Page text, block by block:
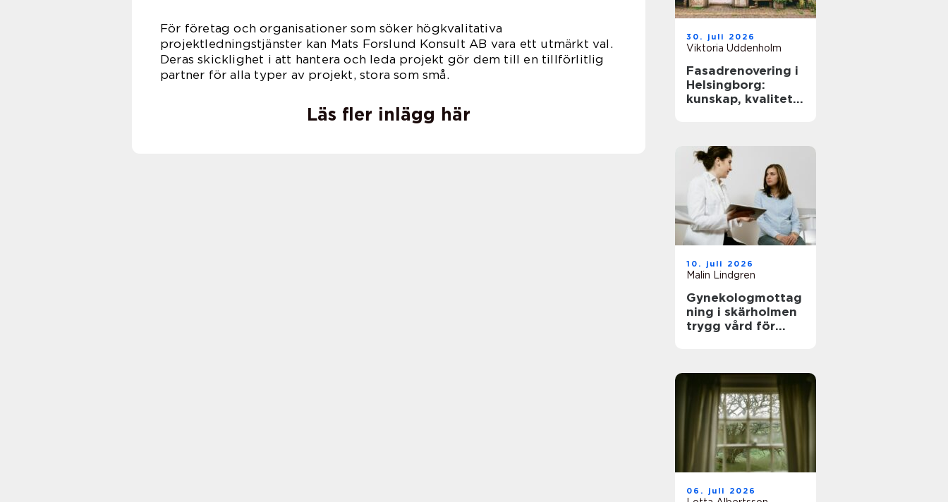
För företag och organisationer som söker högkvalitativa
projektledningstjänster kan Mats Forslund Konsult AB vara ett utmärkt val.
Deras skicklighet i att hantera och leda projekt gör dem till en tillförlitlig
partner för alla typer av projekt, stora som små.
Läs fler inlägg här
30. juli 2026
Viktoria Uddenholm
Fasadrenovering i
Helsingborg:
kunskap, kvalitet
10. juli 2026
Malin Lindgren
Gynekologmottag
ning i skärholmen
trygg vård för
06. juli 2026